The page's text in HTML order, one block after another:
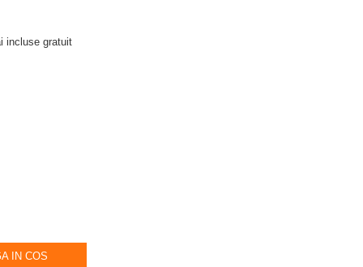
incluse gratuit
IN COS